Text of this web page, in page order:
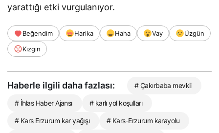
yarattığı etki vurgulanıyor.
Beğendim Harika Haha Vay
Üzgün
Kızgın
Haberle ilgili daha fazlası: # Çakırbaba mevkii
# İhlas Haber Ajansı # karlı yol koşulları
# Kars Erzurum kar yağışı # Kars-Erzurum karayolu